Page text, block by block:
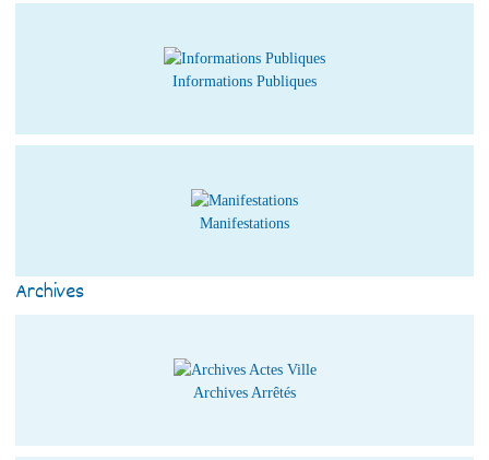
Informations Publiques
Manifestations
Archives
Archives Arrêtés